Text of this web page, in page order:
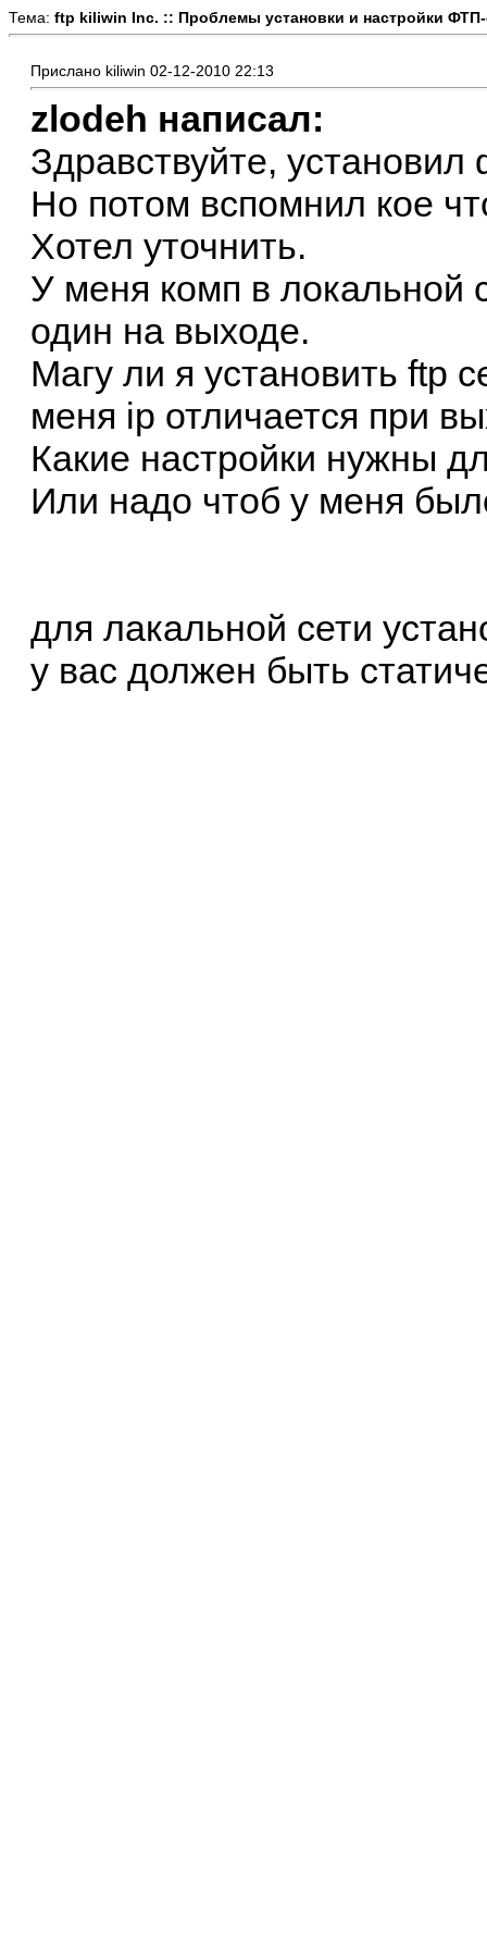
Тема: ftp kiliwin Inc. :: Проблемы установки и настройки
Прислано kiliwin 02-12-2010 22:13
zlodeh написал:
Здравствуйте, установил
Но потом вспомнил кое
Хотел уточнить.
У меня комп в локальной
один на выходе.
Магу ли я установить ftp
меня ip отличается при
Какие настройки нужны
Или надо чтоб у меня
для лакальной сети
у вас должен быть